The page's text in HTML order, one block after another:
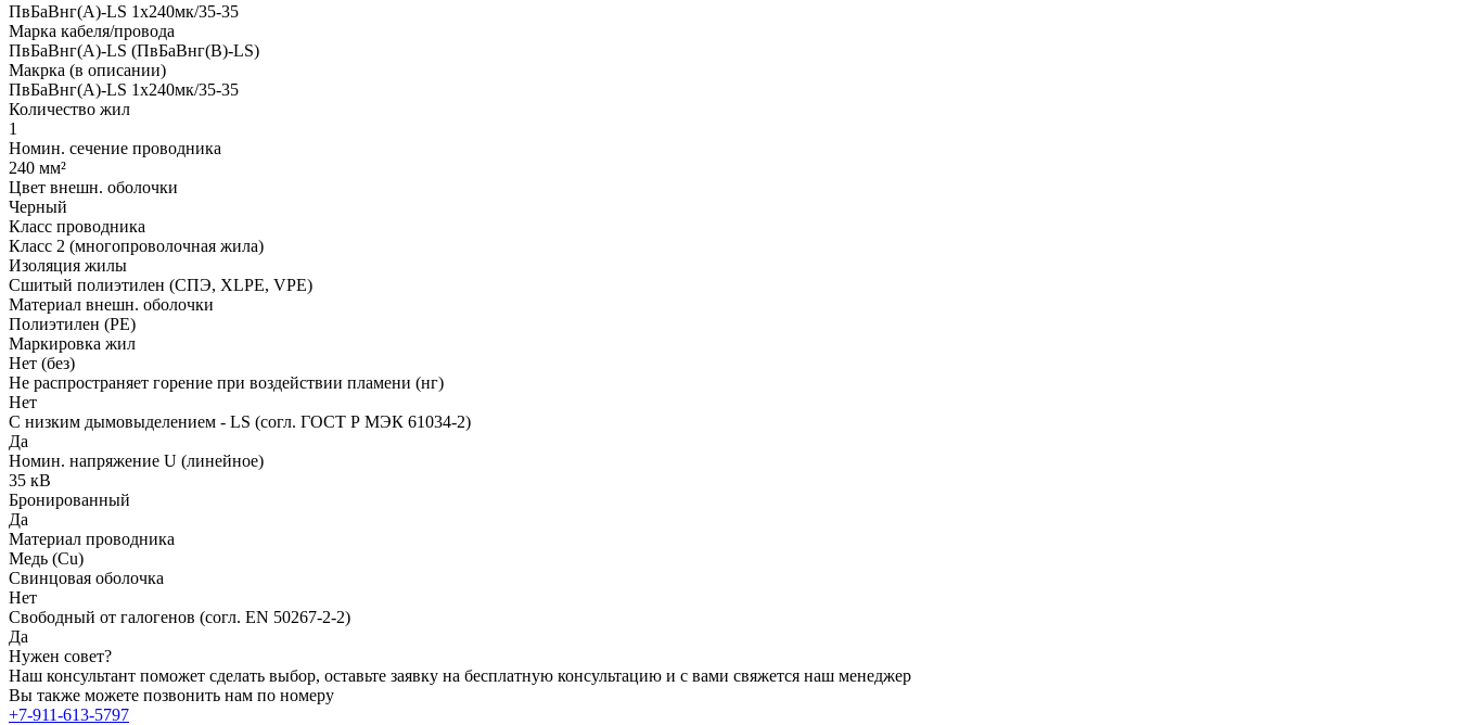
ПвБаВнг(A)-LS 1х240мк/35-35
Марка кабеля/провода
ПвБаВнг(A)-LS (ПвБаВнг(B)-LS)
Макрка (в описании)
ПвБаВнг(A)-LS 1х240мк/35-35
Количество жил
1
Номин. сечение проводника
240 мм²
Цвет внешн. оболочки
Черный
Класс проводника
Класс 2 (многопроволочная жила)
Изоляция жилы
Сшитый полиэтилен (СПЭ, XLPE, VPE)
Материал внешн. оболочки
Полиэтилен (PE)
Маркировка жил
Нет (без)
Не распространяет горение при воздействии пламени (нг)
Нет
С низким дымовыделением - LS (согл. ГОСТ Р МЭК 61034-2)
Да
Номин. напряжение U (линейное)
35 кВ
Бронированный
Да
Материал проводника
Медь (Cu)
Свинцовая оболочка
Нет
Свободный от галогенов (согл. EN 50267-2-2)
Да
Нужен совет?
Наш консультант поможет сделать выбор, оставьте заявку на бесплатную консультацию и с вами свяжется наш менеджер
Вы также можете позвонить нам по номеру
+7-911-613-5797